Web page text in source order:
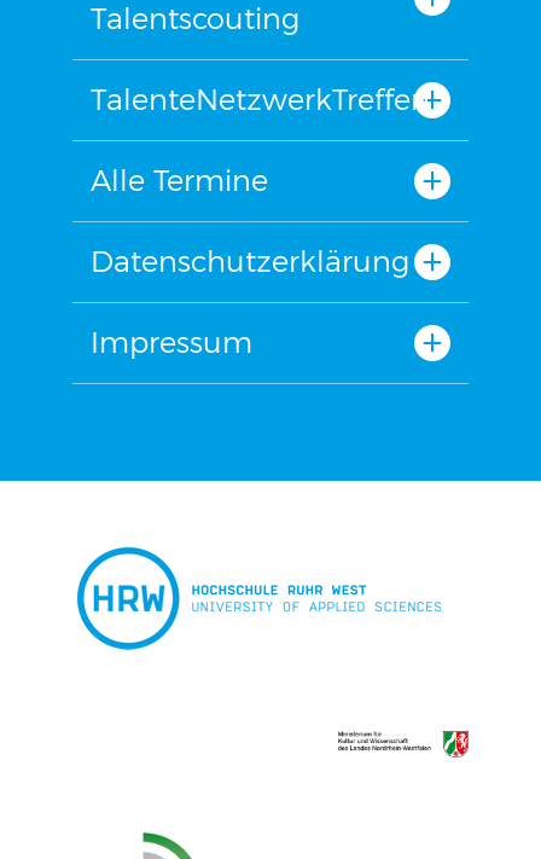
Talentscouting
TalenteNetzwerkTreffen
Alle Termine
Datenschutzerklärung
Impressum